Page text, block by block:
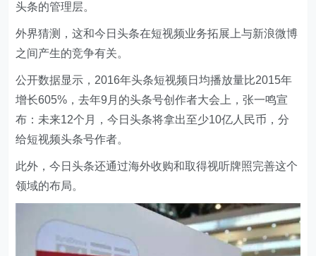
头条的管理层。
外界猜测，这和今日头条在短视频业务拓展上与新浪微博
之间产生的竞争有关。
公开数据显示，2016年头条短视频日均播放量比2015年
增长605%，去年9月的头条号创作者大会上，张一鸣宣
布：未来12个月，今日头条将拿出至少10亿人民币，分
给短视频头条号作者。
此外，今日头条还通过海外收购和取得视听牌照完善这个
领域的布局。